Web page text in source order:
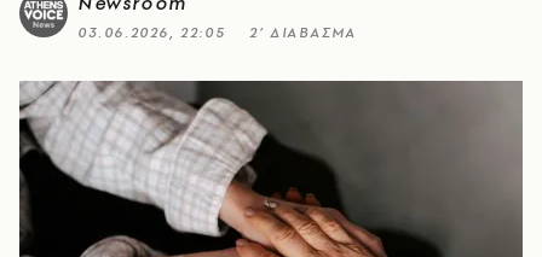
03.06.2026, 22:05 2’ ΔΙΑΒΑΣΜΑ